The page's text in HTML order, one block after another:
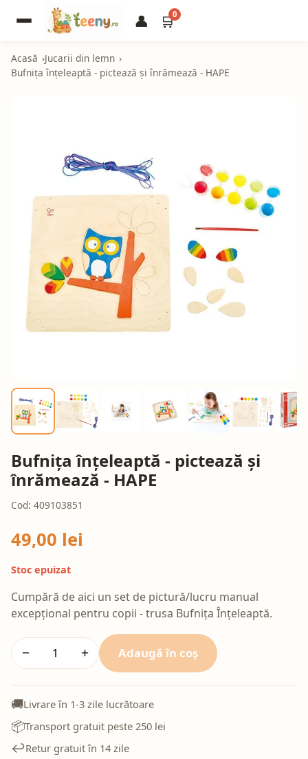
👤 🛒0
Acasă
Jucarii din lemn
Bufnița înțeleaptă - pictează și înrămează - HAPE
Bufnița înțeleaptă - pictează și
înrămează - HAPE
Cod: 409103851
49,00 lei
Stoc epuizat
Cumpără de aici un set de pictură/lucru manual
excepțional pentru copii - trusa Bufnița Înțeleaptă.
− + Adaugă în coș
🚚Livrare în 1-3 zile lucrătoare
📦Transport gratuit peste 250 lei
↩️Retur gratuit în 14 zile